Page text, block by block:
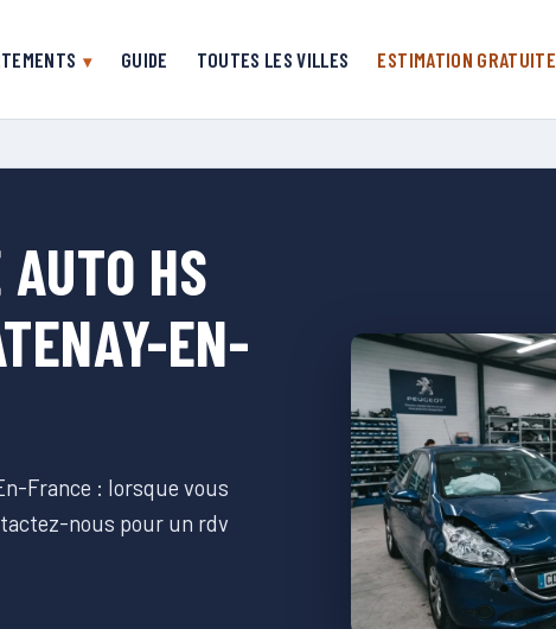
GUIDE TOUTES LES VILLES ESTIMATION GRATUITE
HS
EN-
France : lorsque vous
nous pour un rdv